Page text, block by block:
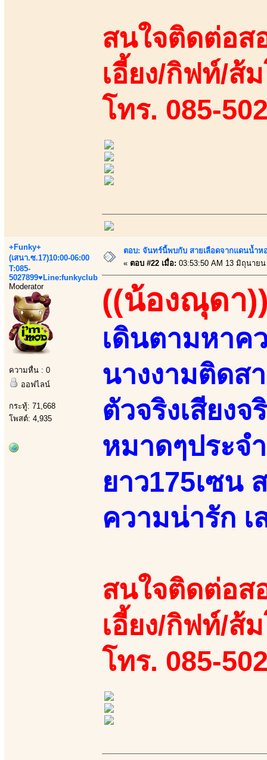
สนใจติดต่อส
เอี้ยง/กิฟท์/ส้
โทร. 085-
+Funky+
(เสนา.ซ.17)10:00-06:00
T:085-
5027899♥Line:funkyclub
Moderator
ความหื่น : 0
ออฟไลน์
กระทู้: 71,668
โพสต์: 4,935
ตอบ: จันทร์นี้พบกับ สายเลือดจากแดนน้ำ
« ตอบ #22 เมื่อ: 03:53:50 AM 13 มิถุนายน
((น้องณุดา
เดินตามหาค
นางงามติดส
ตัวจริงเสียง
หมาดๆประจ
ยาว175เซน
ความน่ารัก
สนใจติดต่อส
เอี้ยง/กิฟท์/ส้
โทร. 085-